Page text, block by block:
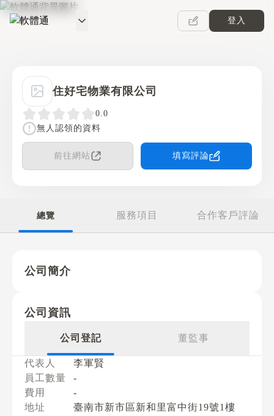
軟體通
登入
住好宅物業有限公司
0.0
無人認領的資料
前往網站 填寫評論
總覽 服務項目 合作客戶評論
公司簡介
公司資訊
公司登記 董監事
代表人
李軍賢
員工數量
-
費用
-
地址
臺南市新市區新和里富中街19號1樓